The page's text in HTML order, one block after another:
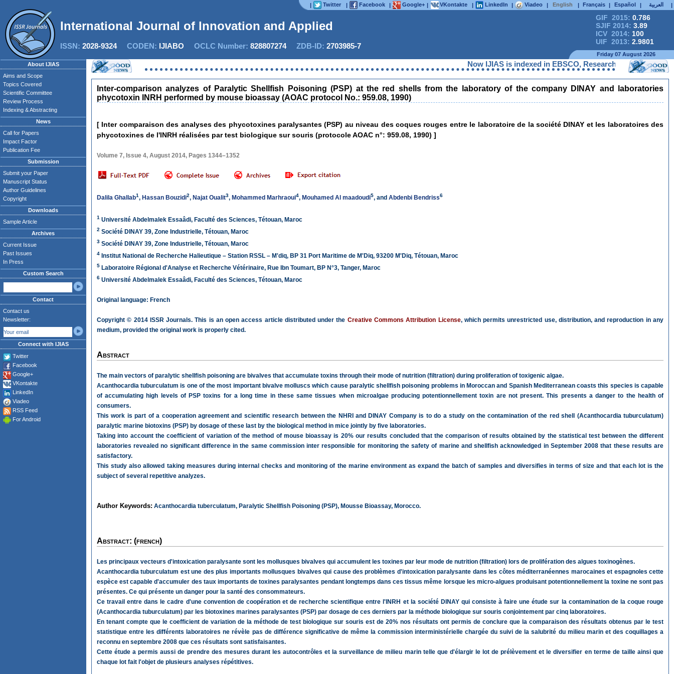
| Twitter | Facebook | Google+ | VKontakte | LinkedIn | Viadeo | English | Français | Español | العربية |
GIF 2015: 0.786
SJIF 2014: 3.89
ICV 2014: 100
UIF 2013: 2.9801
International Journal of Innovation and Applied Stu
ISSN: 2028-9324CODEN: IJIABO OCLC Number: 828807274ZDB-ID: 2703985-7
Friday 07 August 2026
About IJIAS
Aims and Scope
Topics Covered
Scientific Committee
Review Process
Indexing & Abstracting
News
Call for Papers
Impact Factor
Publication Fee
Submission
Submit your Paper
Manuscript Status
Author Guidelines
Copyright
Downloads
Sample Article
Archives
Current Issue
Past Issues
In Press
Custom Search
Contact
Contact us
Newsletter:
Connect with IJIAS
Twitter
Facebook
Google+
VKontakte
LinkedIn
Viadeo
RSS Feed
For Android
Now IJIAS is indexed in EBSCO, ResearchGate, ProQuest,
Inter-comparison analyzes of Paralytic Shellfish Poisoning (PSP) at the red shells from the laboratory of the company DINAY and laboratories
phycotoxin INRH performed by mouse bioassay (AOAC protocol No.: 959.08, 1990)
[ Inter comparaison des analyses des phycotoxines paralysantes (PSP) au niveau des coques rouges entre le laboratoire de la société DINAY et les laboratoires des
phycotoxines de l'INRH réalisées par test biologique sur souris (protocole AOAC n°: 959.08, 1990) ]
Volume 7, Issue 4, August 2014, Pages 1344–1352
Dalila Ghallab1, Hassan Bouzidi2, Najat Oualit3, Mohammed Marhraoui4, Mouhamed Al maadoudi5, and Abdenbi Bendriss6
1 Université Abdelmalek Essaâdi, Faculté des Sciences, Tétouan, Maroc
2 Société DINAY 39, Zone Industrielle, Tétouan, Maroc
3 Société DINAY 39, Zone Industrielle, Tétouan, Maroc
4 Institut National de Recherche Halieutique – Station RSSL – M'diq, BP 31 Port Maritime de M'Diq, 93200 M'Diq, Tétouan, Maroc
5 Laboratoire Régional d'Analyse et Recherche Vétérinaire, Rue Ibn Toumart, BP N°3, Tanger, Maroc
6 Université Abdelmalek Essaâdi, Faculté des Sciences, Tétouan, Maroc
Original language: French
Copyright © 2014 ISSR Journals. This is an open access article distributed under the Creative Commons Attribution License, which permits unrestricted use, distribution, and reproduction in any
medium, provided the original work is properly cited.
Abstract
The main vectors of paralytic shellfish poisoning are bivalves that accumulate toxins through their mode of nutrition (filtration) during proliferation of toxigenic algae.
Acanthocardia tuburculatum is one of the most important bivalve molluscs which cause paralytic shellfish poisoning problems in Moroccan and Spanish Mediterranean coasts this species is capable
of accumulating high levels of PSP toxins for a long time in these same tissues when microalgae producing potentionnellement toxin are not present. This presents a danger to the health of
consumers.
This work is part of a cooperation agreement and scientific research between the NHRI and DINAY Company is to do a study on the contamination of the red shell (Acanthocardia tuburculatum)
paralytic marine biotoxins (PSP) by dosage of these last by the biological method in mice jointly by five laboratories.
Taking into account the coefficient of variation of the method of mouse bioassay is 20% our results concluded that the comparison of results obtained by the statistical test between the different
laboratories revealed no significant difference in the same commission inter responsible for monitoring the safety of marine and shellfish acknowledged in September 2008 that these results are
satisfactory.
This study also allowed taking measures during internal checks and monitoring of the marine environment as expand the batch of samples and diversifies in terms of size and that each lot is the
subject of several repetitive analyzes.
Author Keywords: Acanthocardia tuberculatum, Paralytic Shellfish Poisoning (PSP), Mousse Bioassay, Morocco.
Abstract: (french)
Les principaux vecteurs d'intoxication paralysante sont les mollusques bivalves qui accumulent les toxines par leur mode de nutrition (filtration) lors de prolifération des algues toxinogènes.
Acanthocardia tuburculatum est une des plus importants mollusques bivalves qui cause des problèmes d'intoxication paralysante dans les côtes méditerranéennes marocaines et espagnoles cette
espèce est capable d'accumuler des taux importants de toxines paralysantes pendant longtemps dans ces tissus même lorsque les micro-algues produisant potentionnellement la toxine ne sont pas
présentes. Ce qui présente un danger pour la santé des consommateurs.
Ce travail entre dans le cadre d'une convention de coopération et de recherche scientifique entre l'INRH et la société DINAY qui consiste à faire une étude sur la contamination de la coque rouge
(Acanthocardia tuburculatum) par les biotoxines marines paralysantes (PSP) par dosage de ces derniers par la méthode biologique sur souris conjointement par cinq laboratoires.
En tenant compte que le coefficient de variation de la méthode de test biologique sur souris est de 20% nos résultats ont permis de conclure que la comparaison des résultats obtenus par le test
statistique entre les différents laboratoires ne révèle pas de différence significative de même la commission interministérielle chargée du suivi de la salubrité du milieu marin et des coquillages a
reconnu en septembre 2008 que ces résultats sont satisfaisantes.
Cette étude a permis aussi de prendre des mesures durant les autocontrôles et la surveillance de milieu marin telle que d'élargir le lot de prélèvement et le diversifier en terme de taille ainsi que
chaque lot fait l'objet de plusieurs analyses répétitives.